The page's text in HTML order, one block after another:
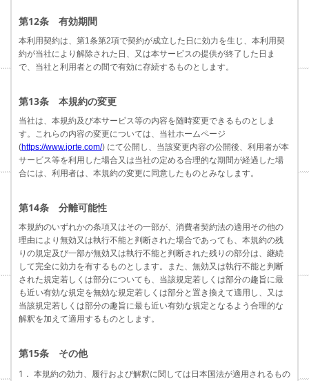
第12条 有効期間
本利用契約は、第1条第2項で契約が成立した日に効力を生じ、本利用契
約が当社により解除された日、又は本サービスの提供が終了した日ま
で、当社と利用者との間で有効に存続するものとします。
第13条 本規約の変更
当社は、本規約及び本サービス等の内容を随時変更できるものとしま
す。これらの内容の変更については、当社ホームページ
(https://www.jorte.com/) にて公開し、当該変更内容の公開後、利用者が本
サービス等を利用した場合又は当社の定める合理的な期間が経過した場
合には、利用者は、本規約の変更に同意したものとみなします。
第14条 分離可能性
本規約のいずれかの条項又はその一部が、消費者契約法の適用その他の
理由により無効又は執行不能と判断された場合であっても、本規約の残
りの規定及び一部が無効又は執行不能と判断された残りの部分は、継続
して完全に効力を有するものとします。また、無効又は執行不能と判断
された規定若しくは部分についても、当該規定若しくは部分の趣旨に最
も近い有効な規定を無効な規定若しくは部分と置き換えて適用し、又は
当該規定若しくは部分の趣旨に最も近い有効な規定となるよう合理的な
解釈を加えて適用するものとします。
第15条 その他
1． 本規約の効力、履行および解釈に関しては日本国法が適用されるもの